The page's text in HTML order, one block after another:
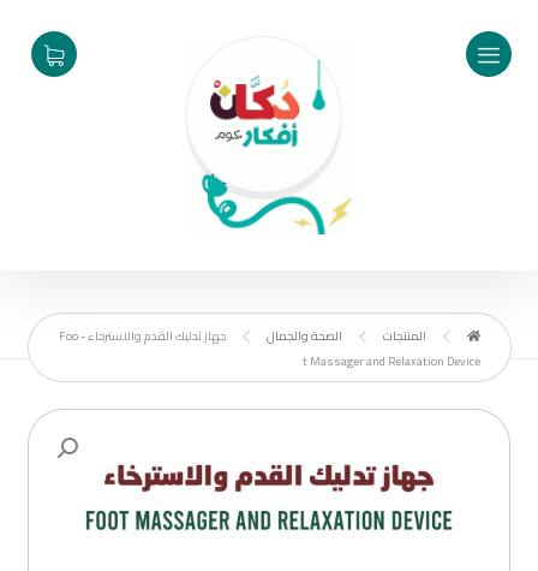
المنتجات الصحة والجمال
جهاز تدليك القدم والاسترخاء - Foo
t Massager and Relaxation Device